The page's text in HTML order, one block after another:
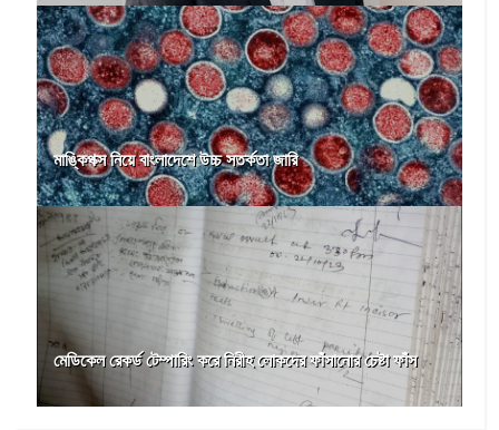
মাঙ্কিপক্স নিয়ে বাংলাদেশে উচ্চ সতর্কতা জারি
মেডিকেল রেকর্ড টেম্পারিং করে নিরীহ লোকদের ফাঁসানোর চেষ্টা ফাঁস